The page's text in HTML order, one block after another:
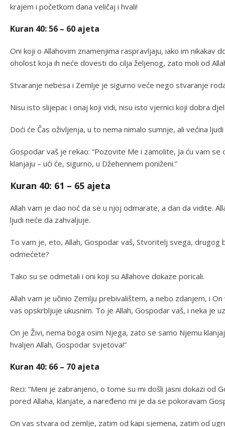
krajem i početkom dana veličaj i hvali!
Kuran 40: 56 – 60 ajeta
Oni koji o Allahovim znamenjima raspravljaju, iako im nikakav
oholost koja ih neće dovesti do cilja željenog, zato moli od
Stvaranje nebesa i Zemlje je sigurno veće nego stvaranje
Nisu isto slijepac i onaj koji vidi, nisu isto vjernici koji dobra
Doći će Čas oživljenja, u to nema nimalo sumnje, ali većina
Gospodar vaš je rekao: “Pozovite Me i zamolite, Ja ću vam
klanjaju – ući će, sigurno, u Džehennem poniženi.”
Kuran 40: 61 – 65 ajeta
Allah vam je dao noć da se u njoj odmarate, a dan da vidite.
ljudi neće da zahvaljuje.
To vam je, eto, Allah, Gospodar vaš, Stvoritelj svega, drugog
odmećete?
Tako su se odmetali i oni koji su Allahove dokaze poricali.
Allah vam je učinio Zemlju prebivalištem, a nebo zdanjem, i
vas opskrbljuje ukusnim. To je Allah, Gospodar vaš, i neka je
On je Živi, nema boga osim Njega, zato se samo Njemu
hvaljen Allah, Gospodar svjetova!”
Kuran 40: 66 – 70 ajeta
Reci: “Meni je zabranjeno, o tome su mi došli jasni dokazi od
pored Allaha, klanjate, a naređeno mi je da se pokoravam
On vas stvara od zemlje, zatim od kapi sjemena, zatim od